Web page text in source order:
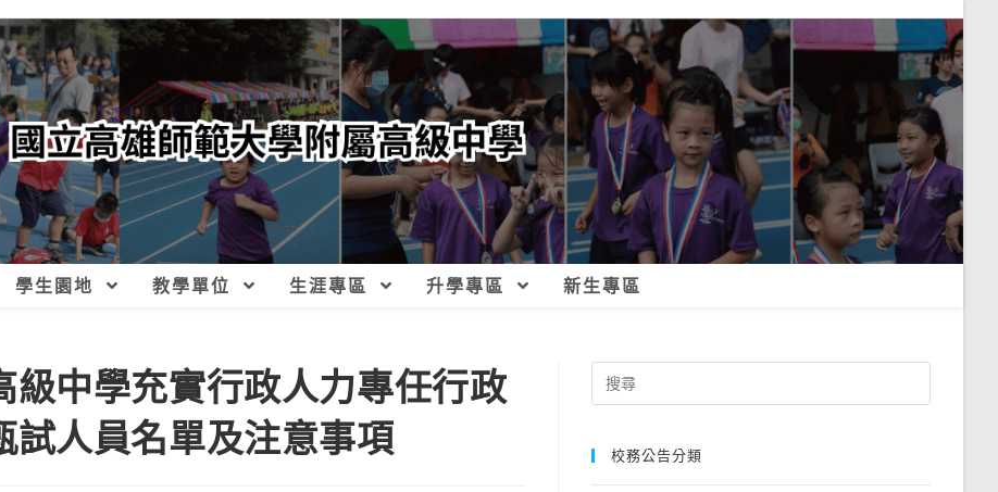
學生園地 教學單位 生涯專區 升學專區 新生專區
中學充實行政人力專任行政
人員名單及注意事項
Search
for:
校務公告分類